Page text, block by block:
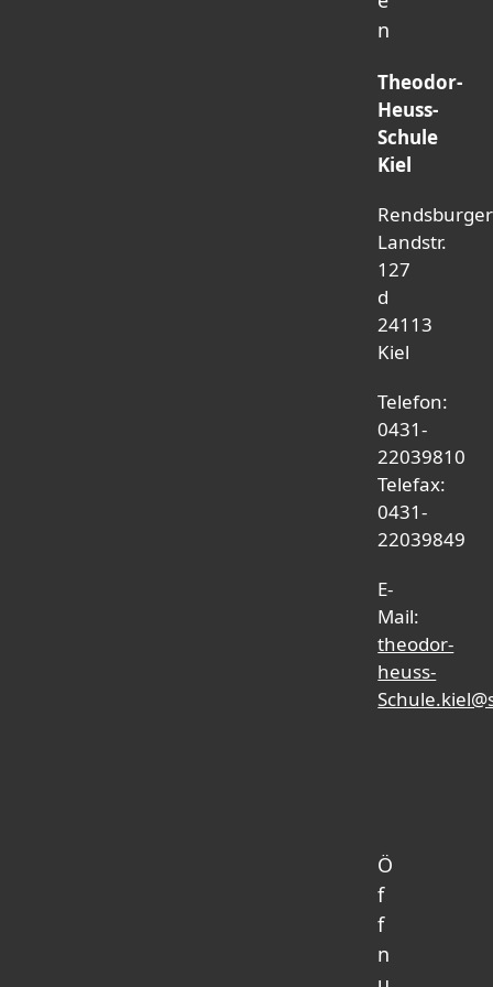
n
Theodor-
Heuss-
Schule
Kiel
Rendsburger
Landstr.
127
d
24113
Kiel
Telefon:
0431-
22039810
Telefax:
0431-
22039849
E-
Mail:
theodor-
heuss-
Ö
f
f
n